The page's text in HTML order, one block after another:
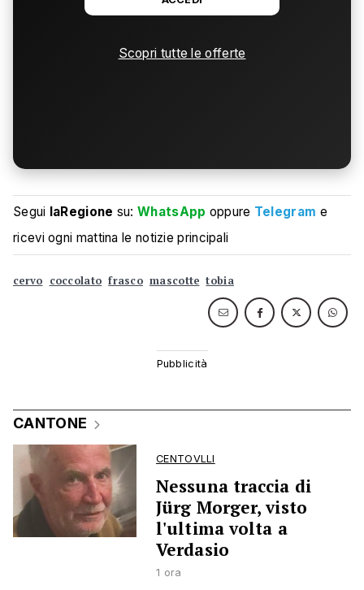
Scopri tutte le offerte
Segui laRegione su:WhatsApp oppure Telegram e
ricevi ogni mattina le notizie principali
cervo coccolato frasco mascotte tobia
CANTONE
CENTOVLLI
Nessuna traccia di
Jürg Morger, visto
l'ultima volta a
Verdasio
1 ora